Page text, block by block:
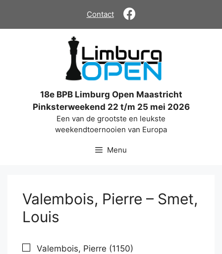
de
Contact
18e BPB Limburg Open Maastricht
Pinksterweekend 22 t/m 25 mei 2026
Een van de grootste en leukste
weekendtoernooien van Europa
Menu
Valembois, Pierre – Smet,
Louis
Valembois, Pierre (1150)